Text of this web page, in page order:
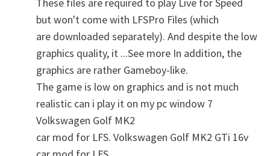
These files are required to play Live for Speed
but won't come with LFSPro Files (which
are downloaded separately). And despite the low
graphics quality, it ...See more In addition, the
graphics are rather Gameboy-like.
The game is low on graphics and is not much
realistic can i play it on my pc window 7
Volkswagen Golf MK2
car mod for LFS. Volkswagen Golf MK2 GTi 16v